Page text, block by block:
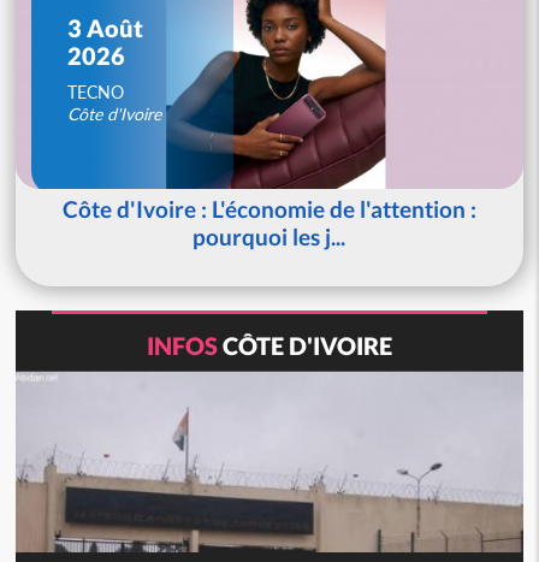
3 Août
2026
TECNO
Côte d'Ivoire
Côte d'Ivoire : L'économie de l'attention :
pourquoi les j...
INFOSCÔTE D'IVOIRE